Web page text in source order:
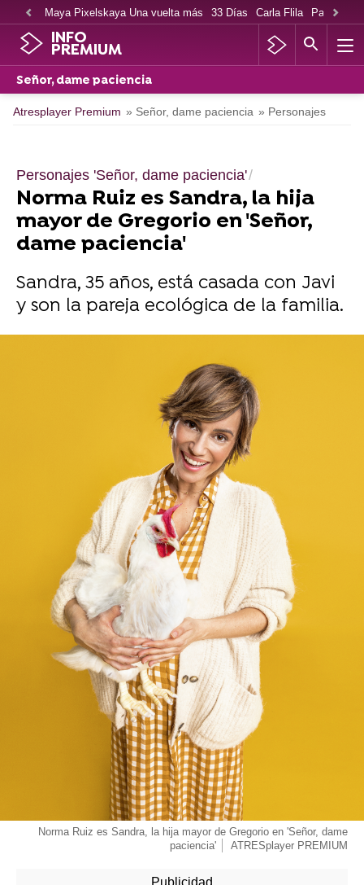
Maya Pixelskaya Una vuelta más 33 Días Carla Flila Paco
INFO
PREMIUM
Señor, dame paciencia
Atresplayer Premium » Señor, dame paciencia » Personajes
Personajes 'Señor, dame paciencia'
Norma Ruiz es Sandra, la hija
mayor de Gregorio en 'Señor,
dame paciencia'
Sandra, 35 años, está casada con Javi
y son la pareja ecológica de la familia.
Norma Ruiz es Sandra, la hija mayor de Gregorio en 'Señor, dame
paciencia'
ATRESplayer PREMIUM